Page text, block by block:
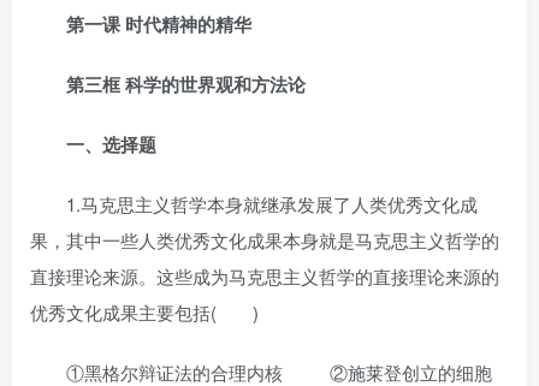
第一课 时代精神的精华
第三框 科学的世界观和方法论
一、选择题
1.马克思主义哲学本身就继承发展了人类优秀文化成
果，其中一些人类优秀文化成果本身就是马克思主义哲学的
直接理论来源。这些成为马克思主义哲学的直接理论来源的
优秀文化成果主要包括( )
①黑格尔辩证法的合理内核 ②施莱登创立的细胞